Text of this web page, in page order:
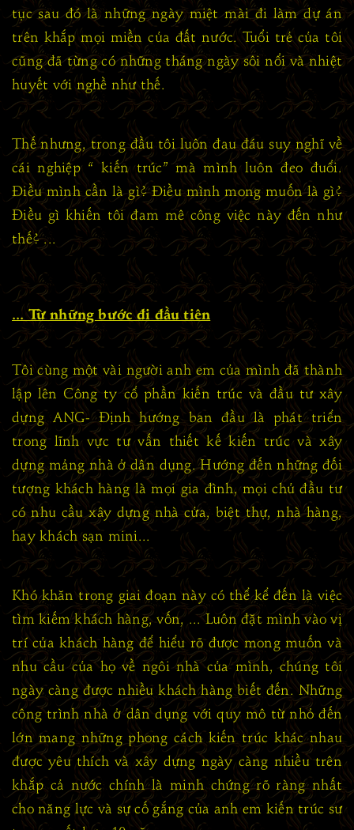
tục sau đó là những ngày miệt mài đi làm dự án
trên khắp mọi miền của đất nước. Tuổi trẻ của tôi
cũng đã từng có những tháng ngày sôi nổi và nhiệt
huyết với nghề như thế.
Thế nhưng, trong đầu tôi luôn đau đáu suy nghĩ về
cái nghiệp “ kiến trúc” mà mình luôn đeo đuổi.
Điều mình cần là gì? Điều mình mong muốn là gì?
Điều gì khiến tôi đam mê công việc này đến như
thế? ...
... Từ những bước đi đầu tiên
Tôi cùng một vài người anh em của mình đã thành
lập lên Công ty cổ phần kiến trúc và đầu tư xây
dựng ANG- Định hướng ban đầu là phát triển
trong lĩnh vực tư vấn thiết kế kiến trúc và xây
dựng mảng nhà ở dân dụng. Hướng đến những đối
tượng khách hàng là mọi gia đình, mọi chủ đầu tư
có nhu cầu xây dựng nhà cửa, biệt thự, nhà hàng,
hay khách sạn mini...
Khó khăn trong giai đoạn này có thể kể đến là việc
tìm kiếm khách hàng, vốn, ... Luôn đặt mình vào vị
trí của khách hàng để hiểu rõ được mong muốn và
nhu cầu của họ về ngôi nhà của mình, chúng tôi
ngày càng được nhiều khách hàng biết đến. Những
công trình nhà ở dân dụng với quy mô từ nhỏ đến
lớn mang những phong cách kiến trúc khác nhau
được yêu thích và xây dựng ngày càng nhiều trên
khắp cả nước chính là minh chứng rõ ràng nhất
cho năng lực và sự cố gắng của anh em kiến trúc sư